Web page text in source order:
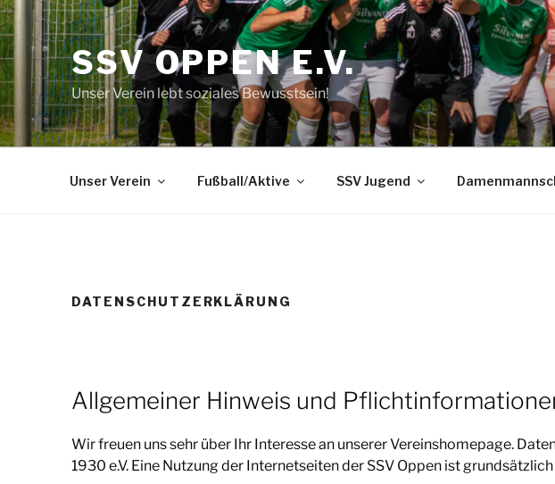
Zum
Inhalt
springen
SSV OPPEN E.V.
Unser Verein lebt soziales Bewusstsein!
Unser Verein Fußball/Aktive SSV Jugend
DATENSCHUTZERKLÄRUNG
Allgemeiner Hinweis und
Wir freuen uns sehr über Ihr Interesse an unserer Vereinshomepage.
1930 e.V. Eine Nutzung der Internetseiten der SSV Oppen ist